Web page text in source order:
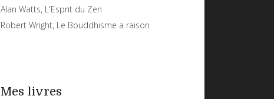
Alan Watts, L'Esprit du Zen
Robert Wright, Le Bouddhisme a raison
Mes livres